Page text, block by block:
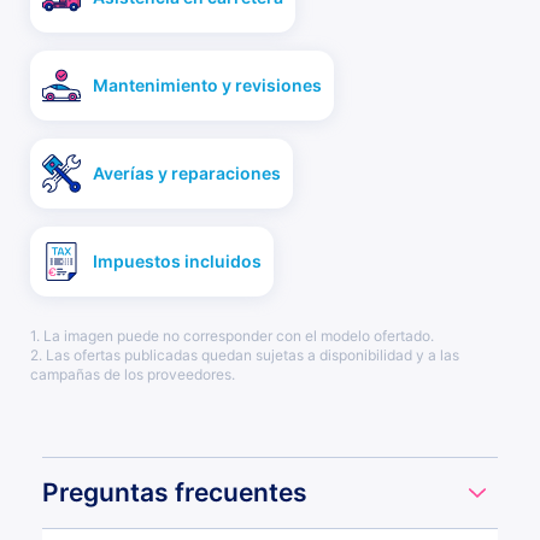
Mantenimiento y revisiones
Averías y reparaciones
Impuestos incluidos
1. La imagen puede no corresponder con el modelo ofertado.
2. Las ofertas publicadas quedan sujetas a disponibilidad y a las
campañas de los proveedores.
Preguntas frecuentes